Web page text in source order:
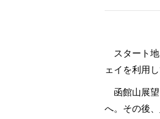
スタート地
ェイを利用し
函館山展望
へ。その後